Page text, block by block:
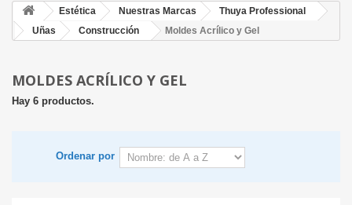
Estética Nuestras Marcas
Thuya Professional
Uñas
Construcción Moldes Acrílico y Gel
MOLDES ACRÍLICO Y GEL
Hay 6 productos.
Ordenar por